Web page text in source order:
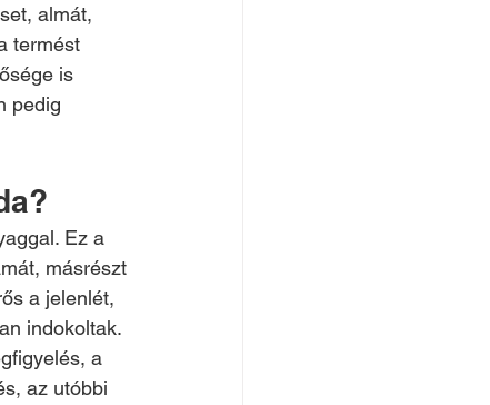
almát,
termést
is
pedig
Ez a
másrészt
a jelenlét,
indokoltak.
a
az utóbbi